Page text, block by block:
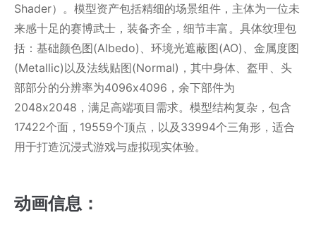
Shader）。模型资产包括精细的场景组件，主体为一位未
来感十足的赛博武士，装备齐全，细节丰富。具体纹理包
括：基础颜色图(Albedo)、环境光遮蔽图(AO)、金属度图
(Metallic)以及法线贴图(Normal)，其中身体、盔甲、头
部部分的分辨率为4096x4096，余下部件为
2048x2048，满足高端项目需求。模型结构复杂，包含
17422个面，19559个顶点，以及33994个三角形，适合
用于打造沉浸式游戏与虚拟现实体验。
动画信息：